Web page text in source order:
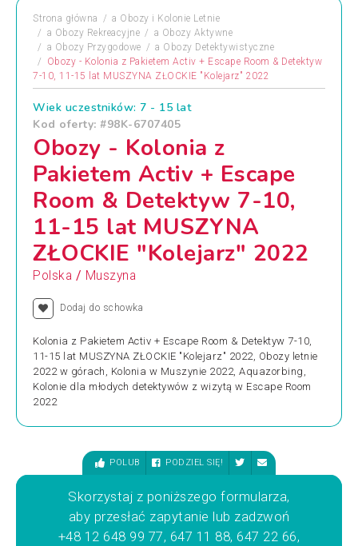
Strona główna a Obozy i Kolonie Letnie
a Obozy Rekreacyjne a Obozy Aktywne
a Obozy Przygodowe a Obozy Detektywistyczne
Obozy - Kolonia z Pakietem Activ + Escape Room & Detektyw
7-10, 11-15 lat MUSZYNA ZŁOCKIE "Kolejarz" 2022
Wiek uczestników: 7 - 15 lat
Kod oferty: #98K-6707405
Obozy - Kolonia z
Pakietem Activ + Escape
Room & Detektyw 7-10,
11-15 lat MUSZYNA
ZŁOCKIE "Kolejarz" 2022
Polska / Muszyna
Dodaj do schowka
Kolonia z Pakietem Activ + Escape Room & Detektyw 7-10,
11-15 lat MUSZYNA ZŁOCKIE "Kolejarz" 2022, Obozy letnie
2022 w górach, Kolonia w Muszynie 2022, Aquazorbing,
Kolonie dla młodych detektywów z wizytą w Escape Room
2022
POLUB PODZIEL SIĘ!
Skorzystaj z poniższego formularza,
aby przesłać zapytanie lub zadzwoń
+48 12 648 99 77, 647 11 88, 647 22 66,